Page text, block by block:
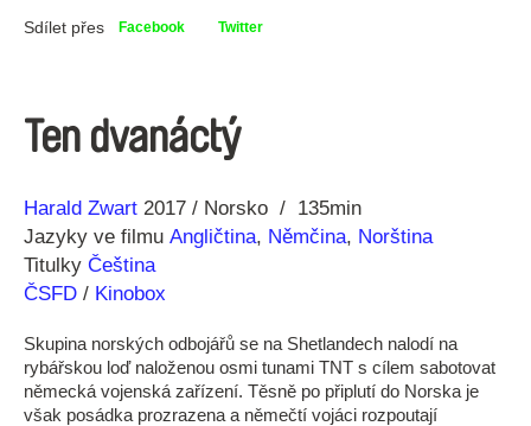
Sdílet přes Facebook Twitter
Ten dvanáctý
Režie
Harald Zwart
Rok 2017 Norsko
135min
Jazyky ve filmu Angličtina, Němčina, Norština
Titulky Čeština
ČSFD / Kinobox
Skupina norských odbojářů se na Shetlandech nalodí na
rybářskou loď naloženou osmi tunami TNT s cílem sabotovat
německá vojenská zařízení. Těsně po připlutí do Norska je
však posádka prozrazena a němečtí vojáci rozpoutají